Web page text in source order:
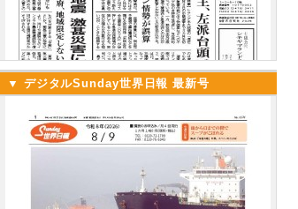
▼ デジタルSunday世界日報 最新号